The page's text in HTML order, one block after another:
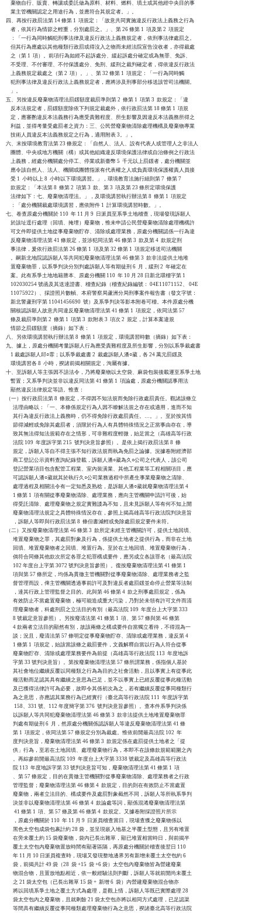
    棄物自行、販賣、轉讓或委託做為原料、材料、燃料、填土或其他經中央目的事
    業主管機關認定之用途行為，並應符合其規定者。」。
四、再按行政罰法第 14 條第 1  項規定：「故意共同實施違反行政法上義務之行為
    者，依其行為情節之輕重，分別處罰之。」、第 26 條第 1  項及第 2  項規定
    ：「一行為同時觸犯刑事法律及違反行政法上義務規定者，依刑事法律處罰之。
    但其行為應處以其他種類行政罰或得沒入之物而未經法院宣告沒收者，亦得裁處
    之（第 1  項）。前項行為如經不起訴處分、緩起訴處分確定或為無罪、免訴、
    不受理、不付審理、不付保護處分、免刑、緩刑之裁判確定者，得依違反行政法
    上義務規定裁處之（第 2  項）。」、第 32 條第 1  項規定：「一行為同時觸
    犯刑事法律及違反行政法上義務規定者，應將涉及刑事部分移送該管司法機關。
    」。
五、另按違反廢棄物清理法罰鍰額度裁罰準則第 2  條第 1  項第 3  款規定：「違
    反本法規定者，罰鍰額度除依下列規定裁處外，依行政罰法第 18 條第 1  項規
    定，應審酌違反本法義務行為應受責難程度、所生影響及因違反本法義務所得之
    利益，並得考量受處罰者之資力：三、公民營廢棄物清除處理機構及廢棄物專業
    技術人員違反本法義務規定之行為，適用附表 3。」。
六、末按環境教育法第 23 條規定：「自然人、法人、設有代表人或管理人之非法人
    團體、中央或地方機關（構）或其他組織違反環境保護法律或自治條例之行政法
    上義務，經處分機關處分停工、停業或新臺幣 5  千元以上罰鍰者，處分機關並
    應令該自然人、法人、機關或團體指派有代表權之人或負責環境保護權責人員接
    受 1  小時以上 8  小時以下環境講習。」，環境教育法施行細則第 7  條第 7
    款規定：「本法第 8  條第 2  項第 3  款、第 3  項及第 23 條所定環境保護
    法律如下：七、廢棄物清理法。」，及環境講習執行辦法第 8  條第 1  項規定
    ：「處分機關裁處環境講習，應依附件 1  計算環境講習時數。」。
七、卷查原處分機關於 110  年 11 月 9  日派員至系爭土地稽查，現場發現訴願人
    於該址逕行處理（回填、掩埋）廢棄物，惟未申請公民營廢棄物清除處理機構許
    可文件即提供土地從事廢棄物貯存、清除或處理業務，原處分機關認係一行為違
    反廢棄物清理法第 41 條規定，並涉犯同法第 46 條第 3  款及第 4  款規定刑
    事法律，爰依行政罰法第 26 條第 1  項及第 32 條第 1  項規定移送司法機關
    。嗣新北地院認訴願人等共同犯廢棄物清理法第 46 條第 3  款非法提供土地堆
    置廢棄物罪，以系爭判決分別判處訴願人等有期徒刑 6  月，緩刑 2  年確定在
    案。此有系爭土地地籍謄本、原處分機關 110  年 10 月 28 日新北環稽字第 1
    102030254 號函及其送達證書、稽查紀錄（稽查紀錄編號： 04E11071152、 04E
    11075922）、採證照片數幀、本府警察局蘆洲分局刑事案件報告書（發文字號：
    新北警蘆刑字第 11041456690  號）及系爭判決等影本附卷可稽。本件原處分機
    關核認訴願人故意共同違反廢棄物清理法第 41 條第 1  項規定，依同法第 57
    條及裁罰準則第 2  條第 1  項第 3  款附表 3  項次 2  規定，計算本案違規
    情節之罰鍰額度（摘錄）如下表：
八、另依環境講習執行辦法第 8  條第 1  項規定，環境講習時數（摘錄）如下表：
九、據上，原處分機關考量訴願人行為應受責難程度及所生影響，分別以系爭裁處書
    1 裁處訴願人邱○霏；以系爭裁處書 2  裁處訴願人潘○葳，各 24 萬元罰鍰及
    環境講習各 8  小時，揆諸前揭相關規定，洵屬有據。
十、至訴願人等主張因不諳法令，乃將廢棄物以太空袋、麻袋包裝後載運至系爭土地
    暫置；又系爭判決並非以違反同法第 41 條第 1  項論處，原處分機關認事用法
    顯然違反法律規定等語。惟查：
（一）按行政罰法第 8  條規定，不得因不知法規而免除行政處罰責任。觀諸該條立
      法理由略以：「一、本條係規定行為人因不瞭解法規之存在或適用，進而不知
      其行為違反行政法上義務時，仍不得免除行政處罰責任。…。」。至於按其情
      節得減輕或免除其處罰者，須限於行為人有具體特殊情況之正當事由存在，導
      致其無法得知法規範存在之情形，可非難程度輕微，始足當之（高雄高等行政
      法院 109  年度訴字第 215  號判決意旨參照）。是依上揭行政罰法第 8  條
      規定，訴願人等自不得主張不知行政法規而執為免罰之論據。況據卷附經濟部
      商工登記公示資料查詢紀錄登載，訴願人潘○葳為久○公司之代表人，該公司
      登記營業項目包含配管工程業、室內裝潢業、其他工程業等工程相關項目，應
      可認訴願人潘○葳就其於執行久○公司業務過程中所產生事業廢棄物之清除、
      處理過程及相關法令有一定知悉及熟稔，是訴願人潘○葳就廢棄物清理法第 4
      1 條第 1  項有關從事廢棄物清除、處理業務，應向主管機關申請許可後，始
      得受託清除、處理廢棄物之規定實難諉為不知，且未見訴願人等有何不知上開
      廢棄物清理法規定之具體特殊情況存在，參照上揭高雄高等行政法院判決意旨
      ，訴願人等即與行政罰法第 8  條但書減輕或免除處罰規定要件未符。
（二）又按廢棄物清理法第 46 條第 3  款所定未經主管機關許可，提供土地回填、
      堆置廢棄物之罪，其處罰對象及行為，係提供土地者之提供行為，而非在土地
      回填、堆置廢棄物者之回填、堆置行為。至於在土地回填、堆置廢棄物行為，
      倘符合同條其他款次所定各罪之犯罪構成要件，應另成立各該罪名（最高法院
      102 年度台上字第 3072 號判決意旨參照）。復按廢棄物清理法第 41 條第 1
      項與第 57 條所定，均係為貫徹主管機關對從事廢棄物清除、處理業務者之監
      督管理而設，俾主管機關透過事前許可及對違反者處罰鍰並命停止營業等法制
      ，達其行政上管理監督之目的。此與第 46 條第 4  款之刑事處罰規定，係為
      有效防止不當處置廢棄物，極可能造成重大污染，乃對於未領有許可文件而清
      理廢棄物者，科處刑罰之立法目的有別（最高法院 109  年度台上大字第 333
      8 號裁定意旨參照）。另按廢清法第 41 條第 1  項、第 57 條與第 46 條第
      4 款兩者立法目的顯然有別，故該兩條之構成要件自當獨立看待，不得混為一
      談；況且，廢清法第 57 條明定從事廢棄物貯存、清除或處理業務，違反第 4
      1 條第 1  項規定，始該當該條之裁罰要件，文義解釋自當以行為人符合從事
      廢棄物貯存、清除或處理業務要件為前提（高雄高等行政法院 113  年度地訴
      字第 33 號判決意旨）。第按廢棄物清理法第 57 條所謂業務，係指個人基於
      其社會地位繼續反覆以同種類之行為為目的之社會活動，且以事實上有從事此
      種活動而足認其具有繼續之意思為已足，並不以事實上已經反覆從事此種活動
      及已獲得法律許可為必要，故即令其係初次為之，若有繼續反覆從事同種類行
      為之意思，亦應認其業務行為已經實行（臺北高等行政法院 111  年度訴字第
       158、331 號、112 年度簡字第 376  號判決意旨參照）。查本件系爭判決係
      以訴願人等共同犯廢棄物清理法第 46 條第 3  款非法提供土地堆置廢棄物罪
      判處有期徒刑 6  月，然原處分機關係認訴願人等違反廢棄物清理法第 41 條
      第 1  項規定，依同法第 57 條規定分別為裁處。惟依前開最高法院 102  年
      度判決意旨，廢棄物清理法第 46 條第 3  款規定係在處罰提供土地者之「提
      供」行為，至若在土地回填、處理廢棄物行為，本即不在該條款規範範圍之內
      。再綜參前開最高法院 109  年度台上大字第 3338 號裁定及高雄高等行政法
      院 113  年度地訴字第 33 號判決意旨可知，廢棄物清理法第 41 條第 1  項
      、第 57 條規定，目的在貫徹主管機關對從事廢棄物清除、處理業務者之行政
      管理監督；廢棄物清理法第 46 條第 4  款規定，目的則在有效防止不當處置
      廢棄物，兩者立法目的、構成要件及處罰對象截然不同，訴願人等所執系爭判
      決並非以廢棄物清理法第 46 條第 4  款論處等詞，顯係混淆廢棄物清理法第
       41 條第 1  項、第 57 條及第 46 條第 4  款規定。又據卷附採證照片所示
      ，原處分機關於 110  年 11 月 9  日派員稽查當日，現場查獲之廢棄物係以
      黑色太空包成袋包裹計約 28 袋，並呈現嵌入地基之半覆土型態，且另有堆置
      在旁未覆土約 15 袋廢棄物，袋內已長出雜草，顯已堆置相當時日，與前揭半
      覆土太空包內廢棄物置放時間有顯著區隔，再原處分機關於稽查後翌日 110
      年 11 月 10 日派員複查時，現場又發現整地邊界另有新增未覆土太空包約 6
      袋，前揭共計 49 袋（28  袋 +15  袋 +6 袋）太空包內廢棄物皆為營建廢棄
      物混合物，且置放地點相近，依一般經驗法則判斷，訴願人等就前開尚未覆土
      之 21 袋太空包（已長出雜草 15 袋 +  新增 6  袋）內營建廢棄物混合物亦
      將以回填系爭土地之覆土方式為處理，是觀上情，訴願人等既已實際處理 28
      袋太空包內之廢棄物，且就剩餘 21 袋太空包亦將以相同方式處理，已足認渠
      等間具有繼續反覆從事同種類處理廢棄物行為之意思，揆諸臺北高等行政法院